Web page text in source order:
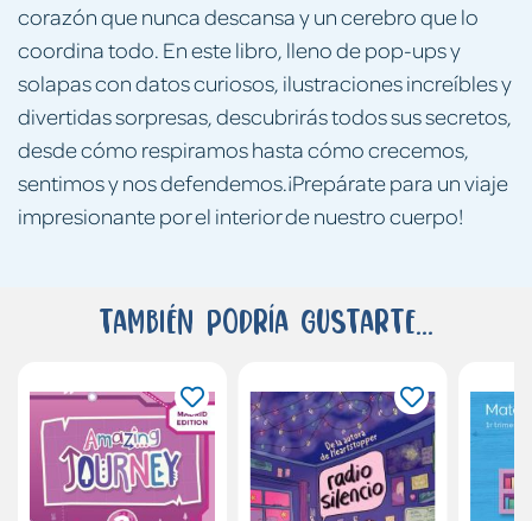
corazón que nunca descansa y un cerebro que lo
coordina todo. En este libro, lleno de pop-ups y
solapas con datos curiosos, ilustraciones increíbles y
divertidas sorpresas, descubrirás todos sus secretos,
desde cómo respiramos hasta cómo crecemos,
sentimos y nos defendemos.¡Prepárate para un viaje
impresionante por el interior de nuestro cuerpo!
También podría gustarte...